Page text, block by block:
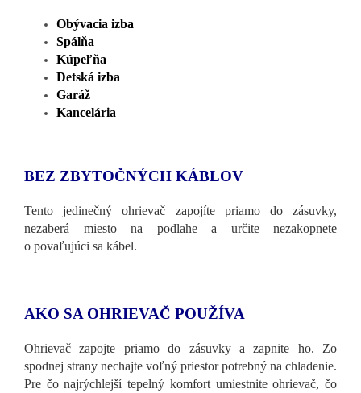
Obývacia izba
Spálňa
Kúpeľňa
Detská izba
Garáž
Kancelária
BEZ ZBYTOČNÝCH KÁBLOV
Tento jedinečný ohrievač zapojíte priamo do zásuvky,
nezaberá miesto na podlahe a určite nezakopnete
o povaľujúci sa kábel.
AKO SA OHRIEVAČ POUŽÍVA
Ohrievač zapojte priamo do zásuvky a zapnite ho. Zo
spodnej strany nechajte voľný priestor potrebný na chladenie.
Pre čo najrýchlejší tepelný komfort umiestnite ohrievač, čo